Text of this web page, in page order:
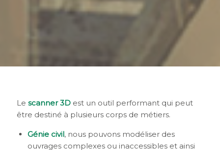
Le scanner 3Dest un outil performant qui peut
être destiné à plusieurs corps de métiers.
Génie civil, nous pouvons modéliser des
ouvrages complexes ou inaccessibles et ainsi